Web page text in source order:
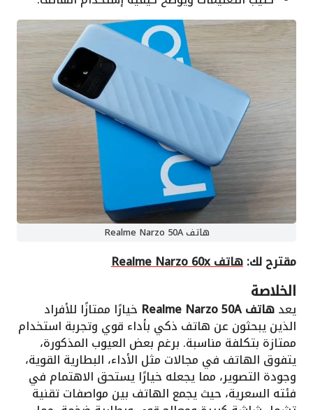
هاتف Realme Narzo 50A
مقترح لك:هاتف Realme Narzo 60x
الخلاصة
يعدهاتف Realme Narzo 50A خيارًا ممتازًا للأفراد
الذين يبحثون عن هاتف ذكي بأداء قوي وتجربة استخدام
ممتازة بتكلفة مناسبة. برغم بعض العيوب المذكورة،
يتفوق الهاتف في مجالات مثل الأداء، البطارية القوية،
وجودة التصوير، مما يجعله خيارًا يستحق الاهتمام في
فئته السعرية، حيث يجمع الهاتف بين مواصفات تقنية